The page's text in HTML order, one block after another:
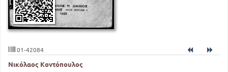
01-42084
Νικόλαος Κοντόπουλος